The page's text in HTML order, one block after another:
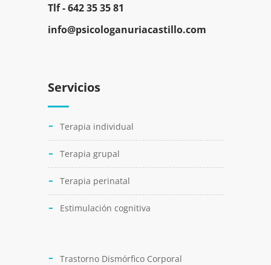
Tlf -642 35 35 81
info@psicologanuriacastillo.com
Servicios
Terapia individual
Terapia grupal
Terapia perinatal
Estimulación cognitiva
Trastorno Dismórfico Corporal